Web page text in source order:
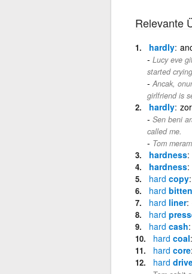
Relevante
hardly
Lucy eve
started
Ancak,
girlfriend is
hardly
Sen beni
called me.
Tom
hardness
hardness
hard copy
hard bitten
hard liner
hard
hard cash
hard coal
hard core
hard